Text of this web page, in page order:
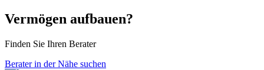
Vermögen aufbauen?
Finden Sie Ihren Berater
Berater in der Nähe suchen